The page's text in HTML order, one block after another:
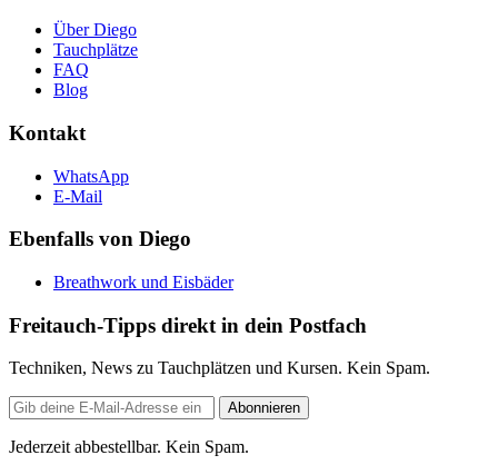
Über Diego
Tauchplätze
FAQ
Blog
Kontakt
WhatsApp
E-Mail
Ebenfalls von Diego
Breathwork und Eisbäder
Freitauch-Tipps direkt in dein Postfach
Techniken, News zu Tauchplätzen und Kursen. Kein Spam.
E-
Mail-
Adresse
Abonnieren
Jederzeit abbestellbar. Kein Spam.